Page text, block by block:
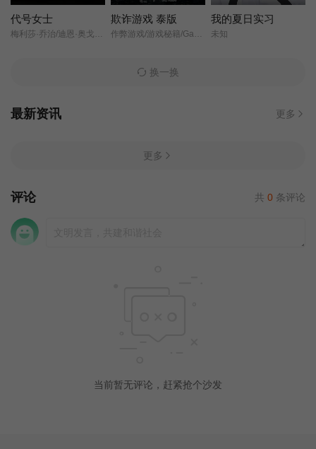
代号女士 欺诈游戏 泰版 我的夏日实习
未知
换一换
最新资讯 更多
更多
评论 共 0 条评论
当前暂无评论，赶紧抢个沙发